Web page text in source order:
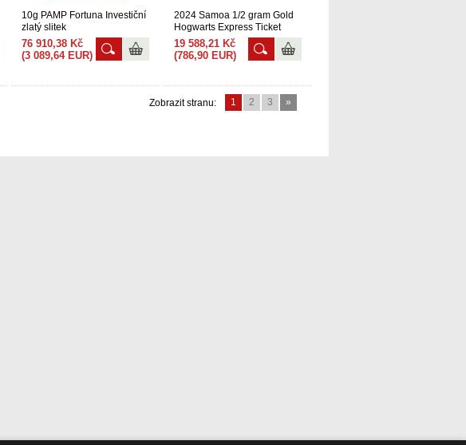
10g PAMP Fortuna Investiční
zlatý slitek
76 910,38 Kč
(3 089,64 EUR)
2024 Samoa 1/2 gram Gold
Hogwarts Express Ticket
19 588,21 Kč
(786,90 EUR)
Zobrazit stranu: 1 2 3 »